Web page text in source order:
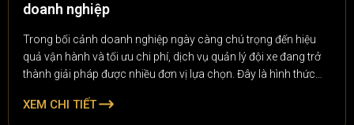
doanh nghiệp
Trong bối cảnh doanh nghiệp ngày càng chú trọng đến hiệu
quả vận hành và tối ưu chi phí, dịch vụ quản lý đội xe đang trở
thành giải pháp được nhiều đơn vị lựa chọn. Đây là hình thức
theo dõi lịch trình, bảo dưỡng, quản lý nhiên liệu đến kiểm soát
XEM CHI TIẾT